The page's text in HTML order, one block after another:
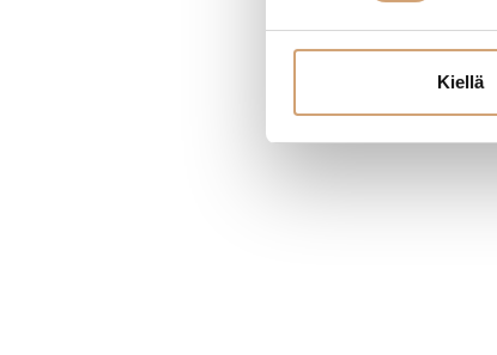
Kiellä
61,90€
Heti